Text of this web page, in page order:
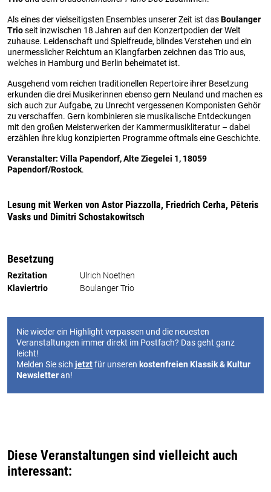
Als eines der vielseitigsten Ensembles unserer Zeit ist dasBoulanger
Trioseit inzwischen 18 Jahren auf den Konzertpodien der Welt
zuhause. Leidenschaft und Spielfreude, blindes Verstehen und ein
unermesslicher Reichtum an Klangfarben zeichnen das Trio aus,
welches in Hamburg und Berlin beheimatet ist.
Ausgehend vom reichen traditionellen Repertoire ihrer Besetzung
erkunden die drei Musikerinnen ebenso gern Neuland und machen es
sich auch zur Aufgabe, zu Unrecht vergessenen Komponisten Gehör
zu verschaffen. Gern kombinieren sie musikalische Entdeckungen
mit den großen Meisterwerken der Kammermusikliteratur – dabei
erzählen ihre klug konzipierten Programme oftmals eine Geschichte.
Veranstalter: Villa Papendorf, Alte Ziegelei 1, 18059
Papendorf/Rostock.
Lesung mit Werken von Astor Piazzolla, Friedrich Cerha, Pēteris
Vasks und Dimitri Schostakowitsch
Besetzung
Rezitation
Ulrich Noethen
Klaviertrio
Boulanger Trio
Nie wieder ein Highlight verpassen und die neuesten
Veranstaltungen immer direkt im Postfach? Das geht ganz
leicht!
Melden Sie sich jetztfür unseren kostenfreien Klassik & Kultur
Newsletteran!
Diese Veranstaltungen sind vielleicht auch
interessant: